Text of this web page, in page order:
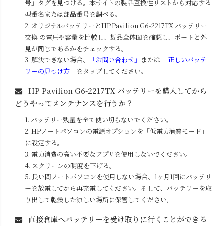
号」タグを見つける。本サイトの製品互換性リストから対応する
型番名または部品番号を調べる。
2. オリジナルバッテリーとHP Pavilion G6-2217TX バッテリー
交換 の電圧や容量を比較し、製品全体図を確認し、ポートと外
見が同じであるかをチェックする。
3. 解決できない場合、
「お問い合わせ」 または
「正しいバッテ
リーの見つけ方」 をタップしてください。
HP Pavilion G6-2217TX バッテリーを購入してから
どうやってメンテナンスを行うか？
1. バッテリー残量を全て使い切らないでください。
2. HPノートパソコンの電源オプションを「低電力消費モード」
に設定する。
3. 電力消費の高い不要なアプリを使用しないでください。
4. スクリーンの明度を下げる。
5. 長い間ノートパソコンを使用しない場合、1ヶ月1回にバッテリ
ーを放電してから再充電してください。そして、バッテリーを取
り出して乾燥した涼しい場所に保管してください。
直接倉庫へバッテリーを受け取りに行くことができる